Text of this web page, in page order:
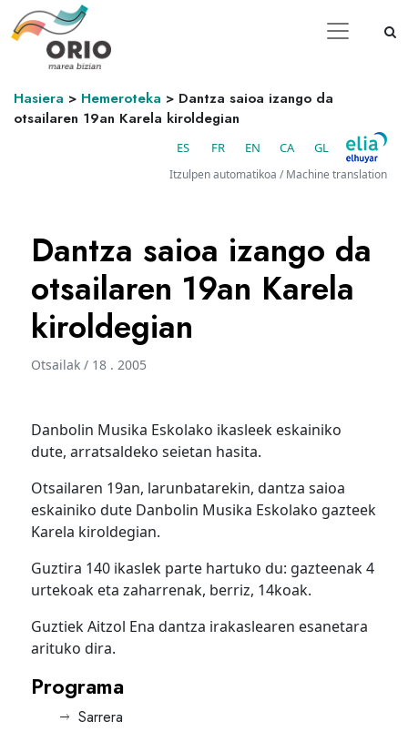
Hasiera > Hemeroteka > Dantza saioa izango da
otsailaren 19an Karela kiroldegian
ES FR EN CA GL
Itzulpen automatikoa / Machine translation
Dantza saioa izango da
otsailaren 19an Karela
kiroldegian
Otsailak / 18 . 2005
Danbolin Musika Eskolako ikasleek eskainiko
dute, arratsaldeko seietan hasita.
Otsailaren 19an, larunbatarekin, dantza saioa
eskainiko dute Danbolin Musika Eskolako gazteek
Karela kiroldegian.
Guztira 140 ikaslek parte hartuko du: gazteenak 4
urtekoak eta zaharrenak, berriz, 14koak.
Guztiek Aitzol Ena dantza irakaslearen esanetara
arituko dira.
Programa
Sarrera